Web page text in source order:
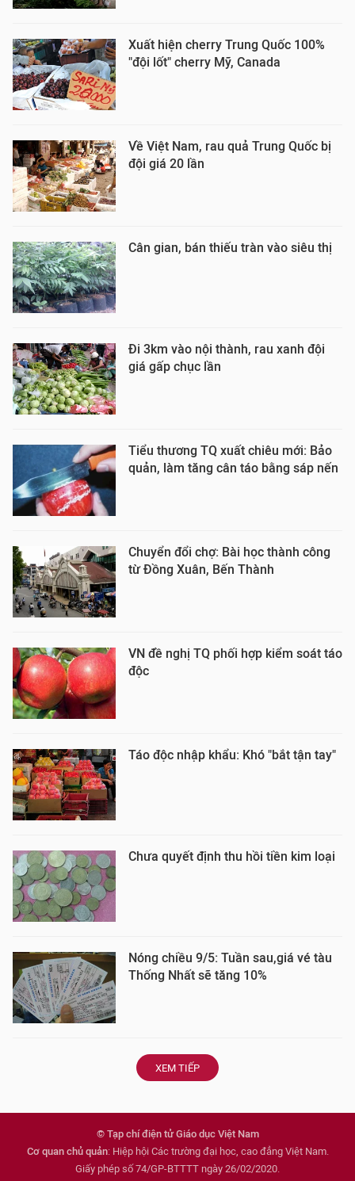
Xuất hiện cherry Trung Quốc 100%
"đội lốt" cherry Mỹ, Canada
Về Việt Nam, rau quả Trung Quốc bị
đội giá 20 lần
Cân gian, bán thiếu tràn vào siêu thị
Đi 3km vào nội thành, rau xanh đội
giá gấp chục lần
Tiểu thương TQ xuất chiêu mới: Bảo
quản, làm tăng cân táo bằng sáp nến
Chuyển đổi chợ: Bài học thành công
từ Đồng Xuân, Bến Thành
VN đề nghị TQ phối hợp kiểm soát táo
độc
Táo độc nhập khẩu: Khó "bắt tận tay"
Chưa quyết định thu hồi tiền kim loại
Nóng chiều 9/5: Tuần sau,giá vé tàu
Thống Nhất sẽ tăng 10%
XEM TIẾP
© Tạp chí điện tử Giáo dục Việt Nam
Cơ quan chủ quản: Hiệp hội Các trường đại học, cao đẳng Việt Nam.
Giấy phép số 74/GP-BTTTT ngày 26/02/2020.